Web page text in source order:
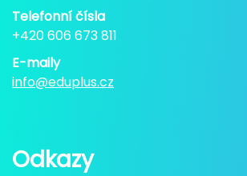
Telefonní čísla
+420 606 673 811
E-maily
info@eduplus.cz
Odkazy